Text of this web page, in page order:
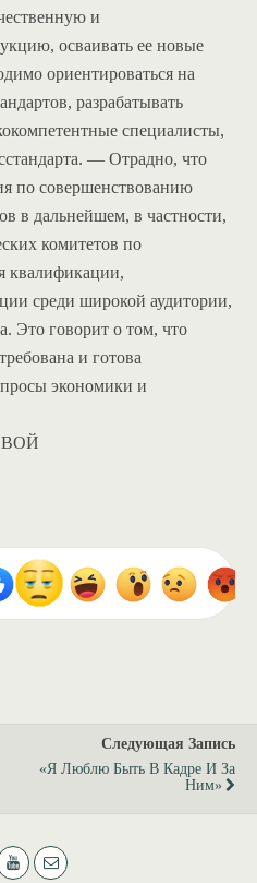
и
осваивать ее новые
ориентироваться на
разрабатывать
специалисты,
— Отрадно, что
по совершенствованию
в дальнейшем, в частности,
комитетов по
квалификации,
среди широкой аудитории,
Это говорит о том, что
и готова
экономики и
Следующая Запись
«Я Люблю Быть В Кадре И За
Ним»